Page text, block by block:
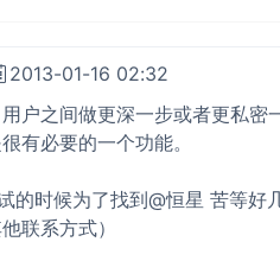
2013-01-16 02:32
户之间做更深一步或者更私
有必要的一个功能。
的时候为了找到@恒星 苦等好
联系方式）